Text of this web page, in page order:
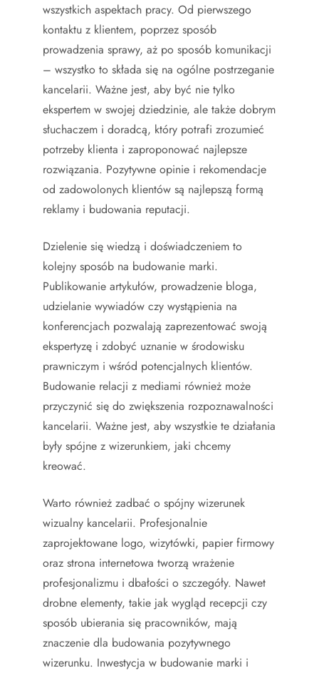
wszystkich aspektach pracy. Od pierwszego
kontaktu z klientem, poprzez sposób
prowadzenia sprawy, aż po sposób komunikacji
– wszystko to składa się na ogólne postrzeganie
kancelarii. Ważne jest, aby być nie tylko
ekspertem w swojej dziedzinie, ale także dobrym
słuchaczem i doradcą, który potrafi zrozumieć
potrzeby klienta i zaproponować najlepsze
rozwiązania. Pozytywne opinie i rekomendacje
od zadowolonych klientów są najlepszą formą
reklamy i budowania reputacji.
Dzielenie się wiedzą i doświadczeniem to
kolejny sposób na budowanie marki.
Publikowanie artykułów, prowadzenie bloga,
udzielanie wywiadów czy wystąpienia na
konferencjach pozwalają zaprezentować swoją
ekspertyzę i zdobyć uznanie w środowisku
prawniczym i wśród potencjalnych klientów.
Budowanie relacji z mediami również może
przyczynić się do zwiększenia rozpoznawalności
kancelarii. Ważne jest, aby wszystkie te działania
były spójne z wizerunkiem, jaki chcemy
kreować.
Warto również zadbać o spójny wizerunek
wizualny kancelarii. Profesjonalnie
zaprojektowane logo, wizytówki, papier firmowy
oraz strona internetowa tworzą wrażenie
profesjonalizmu i dbałości o szczegóły. Nawet
drobne elementy, takie jak wygląd recepcji czy
sposób ubierania się pracowników, mają
znaczenie dla budowania pozytywnego
wizerunku. Inwestycja w budowanie marki i